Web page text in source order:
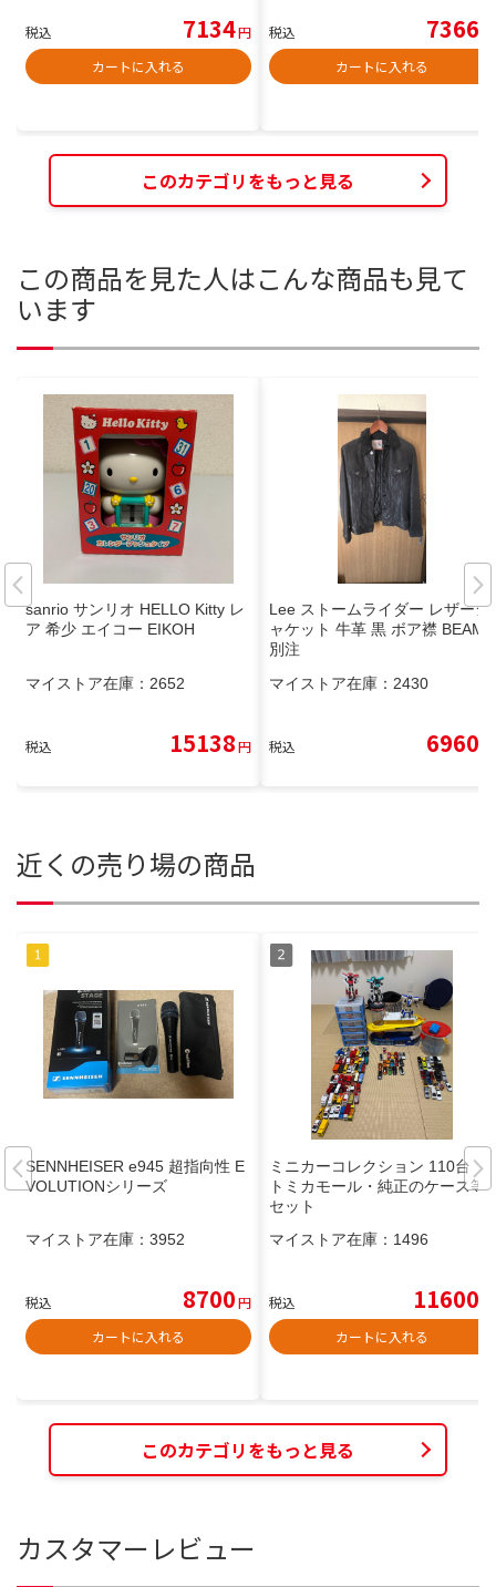
税込 7134円
カートに入れる
税込 7366
カートに入れる
このカテゴリをもっと見る
この商品を見た人はこんな商品も見て
います
sanrio サンリオ HELLO Kitty レ
ア 希少 エイコー EIKOH
マイストア在庫： 2652
税込 15138円
Lee ストームライダー レザージ
ャケット 牛革 黒 ボア襟 BEAMS
別注
マイストア在庫： 2430
税込 6960
近くの売り場の商品
SENNHEISER e945 超指向性 E
VOLUTIONシリーズ
マイストア在庫： 3952
税込 8700円
カートに入れる
ミニカーコレクション 110台
トミカモール・純正のケース等
セット
マイストア在庫： 1496
税込 11600
カートに入れる
このカテゴリをもっと見る
カスタマーレビュー